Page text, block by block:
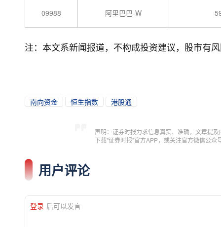
09988 阿里巴巴-W
注：本文系新闻报道，不构成投资建议，股市有
南向资金 恒生指数 港股通
声明：证券时报力求信息真实、准确，文章提
下载"证券时报"官方APP，或关注官方微信公
用户评论
登录 后可以发言